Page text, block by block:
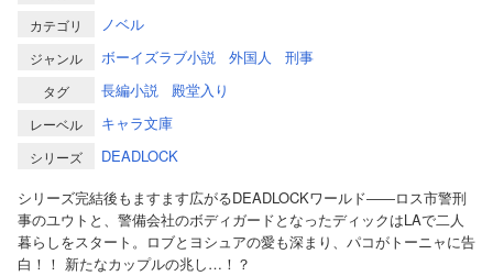
カテゴリ ノベル
ジャンル ボーイズラブ小説 外国人 刑事
タグ 長編小説 殿堂入り
レーベル キャラ文庫
シリーズ
DEADLOCK
シリーズ完結後もますます広がるDEADLOCKワールド――ロス市警刑
事のユウトと、警備会社のボディガードとなったディックはLAで二人
暮らしをスタート。ロブとヨシュアの愛も深まり、パコがトーニャに告
白！！ 新たなカップルの兆し…！？